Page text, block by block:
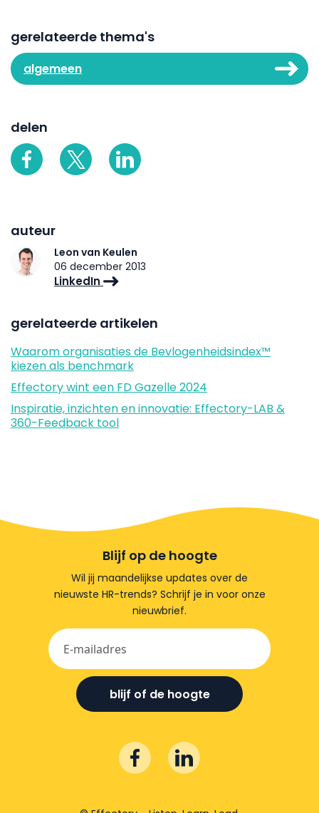
gerelateerde thema's
algemeen
delen
auteur
Leon van Keulen
06 december 2013
LinkedIn
gerelateerde artikelen
Waarom organisaties de Bevlogenheidsindex™
kiezen als benchmark
Effectory wint een FD Gazelle 2024
Inspiratie, inzichten en innovatie: Effectory-LAB &
360-Feedback tool
Blijf op de hoogte
Wil jij maandelijkse updates over de
nieuwste HR-trends? Schrijf je in voor onze
nieuwbrief.
blijf of de hoogte